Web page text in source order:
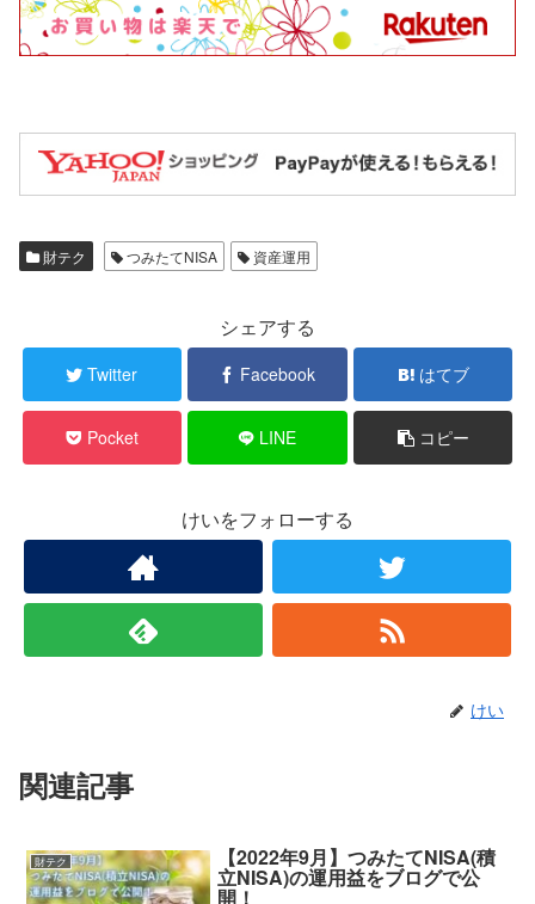
財テク つみたてNISA 資産運用
シェアする
Twitter Facebook はてブ
Pocket LINE コピー
けいをフォローする
けい
関連記事
財テク 【2022年9月】つみたてNISA(積
立NISA)の運用益をブログで公
開！